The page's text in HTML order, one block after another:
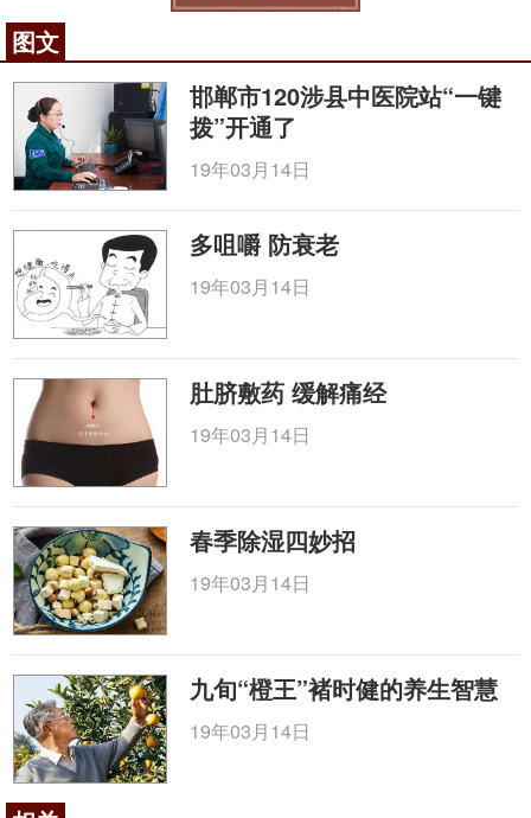
苔白腻，脉濡滑。
九仙薯蓣膏
【组成】
山药 500g、 杏仁250g、生牛乳
750mL。
【制作】将杏仁洗净，去皮尖，研碎如泥，加入
牛乳，绞取汁，以杏仁尽为度；再放入捣烂的山药，
互相和匀，装入瓷瓶，密封瓶口，放锅内蒸煮3小时即
成。
【服法】每日早晨空腹以及晚上睡觉之前，以温
酒调服1匙。
【功效】健脾益气、补虚疗损。
【主治】肺虚久咳，如慢性支气管炎、肺源性心
脏病、支气管扩张等引起的咳嗽，咳痰。
脾胃虚衰型：
症见咳嗽，气短不足以息，少气懒
言，每因饮食不当而引发。平素食少脘痞，痰多，便
溏，倦怠无力，面色萎黄不华，或食油腻易腹泻，或
泛吐清水，畏寒肢冷，或少腹坠感，脱肛。
方补精膏
【原料】牛髓、胡桃肉、杏仁各250g、山药
500g、蜂蜜500g。
【制作】将杏仁洗净，去皮尖，捣成泥状备用；
图文
邯郸市120涉县中医院站“一键
拨”开通了
19年03月14日
多咀嚼 防衰老
19年03月14日
肚脐敷药 缓解痛经
19年03月14日
春季除湿四妙招
19年03月14日
九旬“橙王”褚时健的养生智慧
19年03月14日